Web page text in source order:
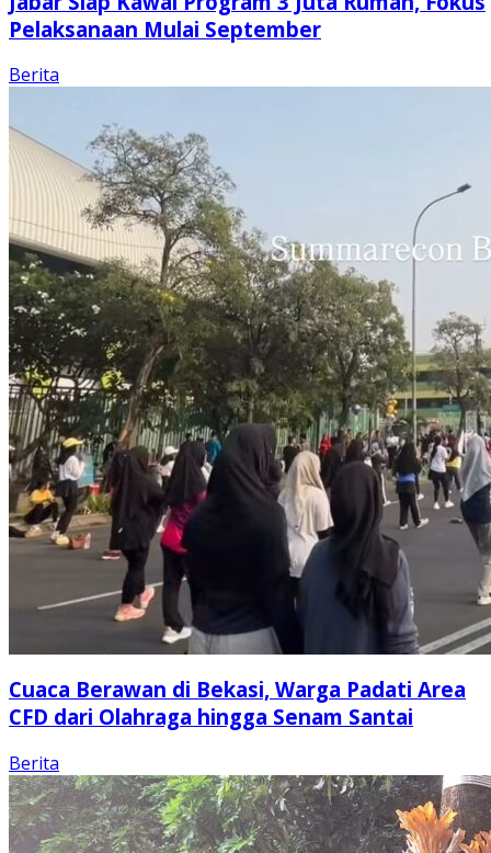
Pelaksanaan Mulai September
Berita
Cuaca Berawan di Bekasi, Warga Padati Area
CFD dari Olahraga hingga Senam Santai
Berita